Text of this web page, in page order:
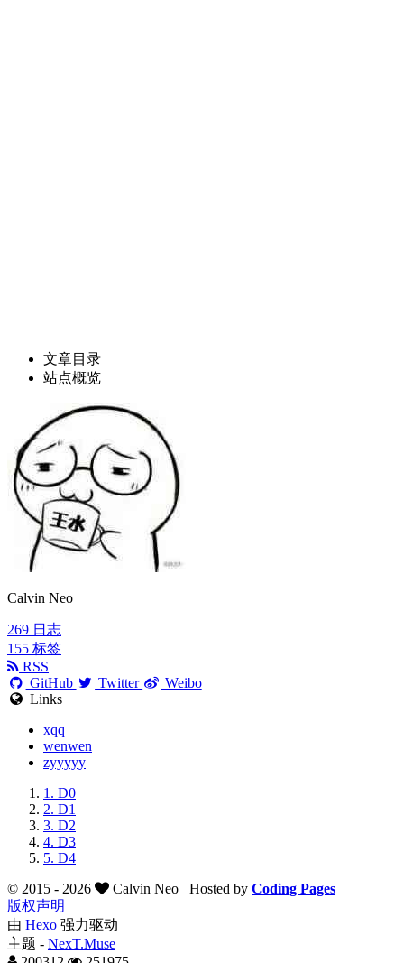
文章目录
站点概览
Calvin Neo
269 日志
155 标签
RSS
GitHub
Twitter
Weibo
Links
xqq
wenwen
zyyyyy
1. D0
2. D1
3. D2
4. D3
5. D4
© 2015 - 2026 Calvin Neo Hosted by Coding Pages
版权声明
由 Hexo 强力驱动
主题 - NexT.Muse